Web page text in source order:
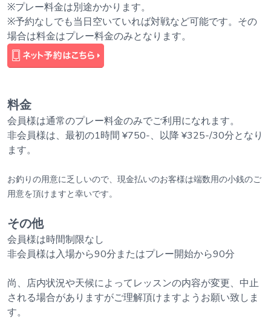
※プレー料金は別途かかります。
※予約なしでも当日空いていれば対戦など可能です。その
場合は料金はプレー料金のみとなります。
料金
会員様は通常のプレー料金のみでご利用になれます。
非会員様は、最初の1時間 ¥750-、以降 ¥325-/30分となり
ます。
お釣りの用意に乏しいので、現金払いのお客様は端数用の小銭のご
用意を頂けますと幸いです。
その他
会員様は時間制限なし
非会員様は入場から90分またはプレー開始から90分
尚、店内状況や天候によってレッスンの内容が変更、中止
される場合がありますがご理解頂けますようお願い致しま
す。